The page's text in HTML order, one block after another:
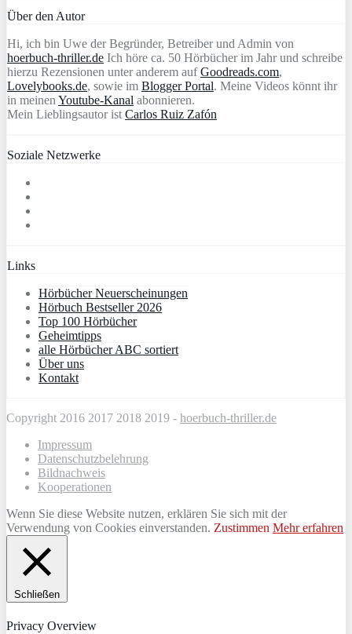
Über den Autor
Hi, ich bin Uwe der Begründer, Betreiber und Admin von
hoerbuch-thriller.de Ich höre ca. 50 Hörbücher im Jahr und schreibe
hierzu Rezensionen unter anderem aufGoodreads.com,
Lovelybooks.de, sowie im Blogger Portal. Meine Videos könnt ihr
in meinen Youtube-Kanal abonnieren.
Mein Lieblingsautor ist Carlos Ruiz Zafón
Soziale Netzwerke
Links
Hörbücher Neuerscheinungen
Hörbuch Bestseller 2026
Top 100 Hörbücher
Geheimtipps
alle Hörbücher ABC sortiert
Über uns
Kontakt
Copyright 2016 2017 2018 2019 - hoerbuch-thriller.de
Impressum
Datenschutzbelehrung
Bildnachweis
Kooperationen
Wenn Sie diese Website nutzen, erklären Sie sich mit der
Verwendung von Cookies einverstanden. Zustimmen Mehr erfahren
Schließen
Privacy Overview